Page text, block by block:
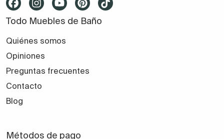
Todo Muebles de Baño
Quiénes somos
Opiniones
Preguntas frecuentes
Contacto
Blog
Métodos de pago